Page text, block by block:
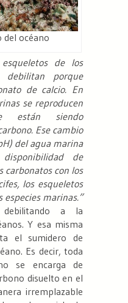
del océano
de los
debilitan porque
de calcio. En
se reproducen
están siendo
Ese cambio
del agua marina
de
carbonatos con los
los esqueletos
especies marinas.”
a la
Y esa misma
el sumidero de
Es decir, toda
se encarga de
disuelto en el
irremplazable